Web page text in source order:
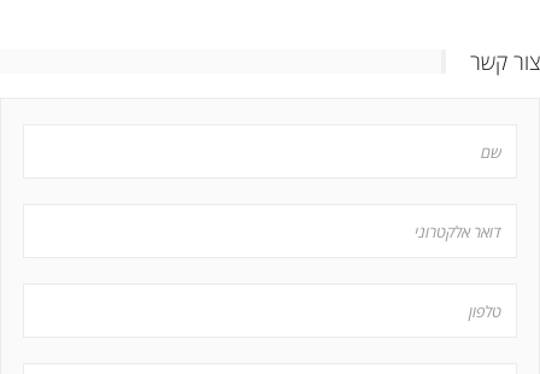
צור קשר